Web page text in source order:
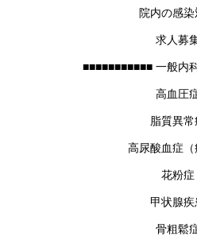
院内の感染
求人募
■■■■■■■■■■■ 一般内
高血圧
脂質異常
高尿酸血症（
花粉症
甲状腺疾
骨粗鬆